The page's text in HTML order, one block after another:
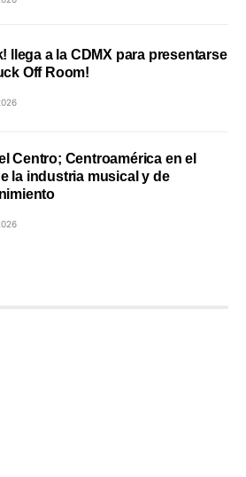
llega a la CDMX para presentarse
Off Room!
Centro; Centroamérica en el
la industria musical y de